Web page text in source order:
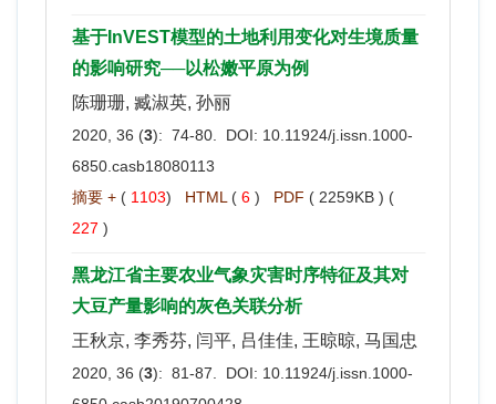
基于InVEST模型的土地利用变化对生境质量
的影响研究──以松嫩平原为例
陈珊珊, 臧淑英, 孙丽
2020, 36 (3): 74-80. DOI: 10.11924/j.issn.1000-
6850.casb18080113
摘要 + ( 1103) HTML ( 6 ) PDF ( 2259KB ) (
227 )
黑龙江省主要农业气象灾害时序特征及其对
大豆产量影响的灰色关联分析
王秋京, 李秀芬, 闫平, 吕佳佳, 王晾晾, 马国忠
2020, 36 (3): 81-87. DOI: 10.11924/j.issn.1000-